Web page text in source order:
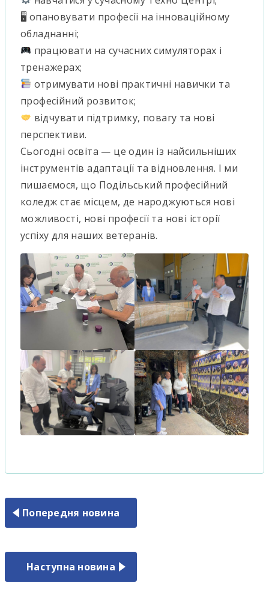
🖥 опановувати професії на інноваційному
обладнанні;
працювати на сучасних симуляторах і
тренажерах;
отримувати нові практичні навички та
професійний розвиток;
відчувати підтримку, повагу та нові
перспективи.
Сьогодні освіта — це один із найсильніших
інструментів адаптації та відновлення. І ми
пишаємося, що Подільський професійний
коледж стає місцем, де народжуються нові
можливості, нові професії та нові історії
успіху для наших ветеранів.
Попередня новина
Наступна новина